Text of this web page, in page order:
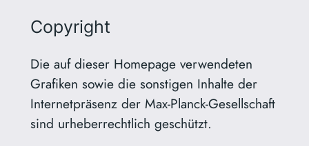
Copyright
Die auf dieser Homepage verwendeten
Grafiken sowie die sonstigen Inhalte der
Internetpräsenz der Max-Planck-Gesellschaft
sind urheberrechtlich geschützt.